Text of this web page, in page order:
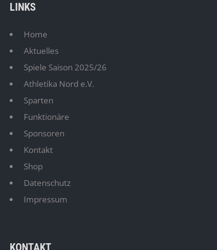
LINKS
Home
Aktuelles
Spiele Saison 2025/26
Athletika Nord e.V.
Sparten
Funktionäre
Sponsoren
Kontakt
Shop
Datenschutz
Impressum
KONTAKT